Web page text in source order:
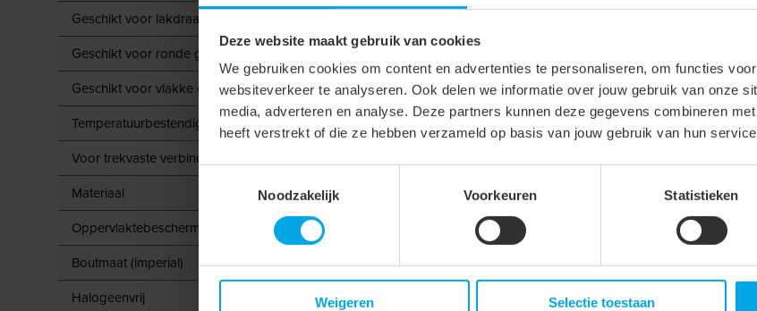
Deze website maakt gebruik van cookies
We gebruiken cookies om content en advertenties te personaliseren, om functies
websiteverkeer te analyseren. Ook delen we informatie over jouw gebruik van onze
media, adverteren en analyse. Deze partners kunnen deze gegevens combineren
heeft verstrekt of die ze hebben verzameld op basis van jouw gebruik van hun
Toestemmingsselectie
Noodzakelijk
Voorkeuren Statistieken
Weigeren Selectie toestaan
Geschikt voor lakdraad
Geschikt voor ronde geleider
Geschikt voor vlakke geleider
Temperatuurbestendig tot
75 °C
Voor trekvaste verbindingen
Materiaal
Oppervlaktebescherming
Boutmaat (imperial)
Accessoire
Halogeenvrij